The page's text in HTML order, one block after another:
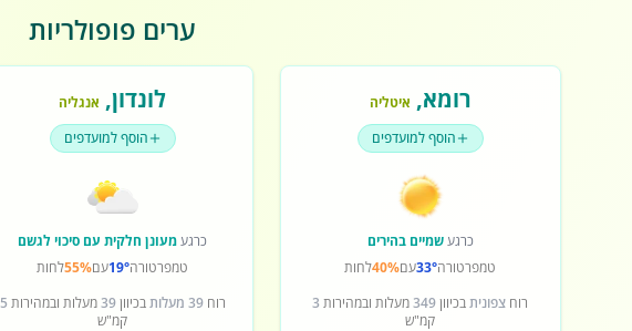
ערים פופולריות
רומא, איטליה
הוסף למועדפים
כרגעשמיים בהירים
טמפרטורה33°עם40%לחות
רוח צפוניתבכיוון349מעלות ובמהירות 3
קמ"ש
לונדון, אנגליה
הוסף למועדפים
כרגעמעונן חלקית עם סיכוי לגשם
טמפרטורה19°עם55%לחות
רוח39 מעלות בכיוון39מעלות ובמהירות 5
קמ"ש